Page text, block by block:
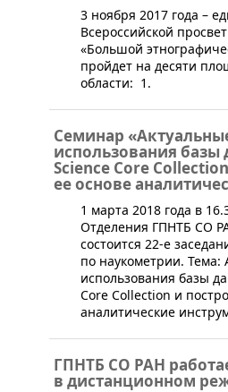
​​3 ноября 2017 года –
Всероссийской
«Большой
пройдет на десяти
области: 1.
Семинар
использования базы
Science Core
ее основе
1 марта 2018 года в
Отделения ГПНТБ СО
состоится 22-е
по наукометрии. ​Тема:
использования базы
Core Collection и
аналитические
ГПНТБ СО РАН
в дистанционном